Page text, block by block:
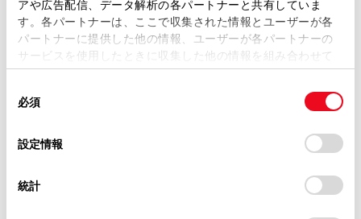
アや広告配信、データ解析の各パートナーと共有していま
す。各パートナーは、ここで収集された情報とユーザーが各
パートナーに提供した他の情報、ユーザーが各パートナーの
サービスを使用したときに収集した他の情報を組み合わせて
使用することがあります。当ウェブサイトの使用を続行する
デバイスにすべてのCookie(クッキー)が保存されることに同
意したことになります。Cookie(クッキー)のオプトアウト、
設定の変更、同意を撤回したりするにあたっては、当社の
「Cookie（クッキー）情報の取り扱いについて
」をご覧くだ
必須
設定情報
統計
ます。
●アイドリングストップ時間／積算時
間
●航続可能距離